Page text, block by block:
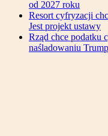
od 2027 roku
Resort cyfryzacji
Jest projekt ustawy
Rząd chce podatku
naśladowaniu